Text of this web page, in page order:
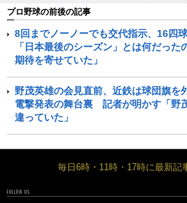
プロ野球の前後の記事
8回までノーノーでも交代指示、16四
「日本最後のシーズン」とは何だっ
期待を寄せていた」
野茂英雄の会見直前、近鉄は球団旗を
電撃発表の舞台裏 記者が明かす「野
違っていた」
毎日6時・11時・17時に最新記
FOLLOW US